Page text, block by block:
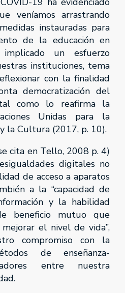
veníamos arrastrando
instauradas para
de la educación en
un esfuerzo
instituciones, tema
con la finalidad
democratización del
como lo reafirma la
Unidas para la
la Cultura (2017, p. 10).
cita en Tello, 2008 p. 4)
digitales no
de acceso a aparatos
a la “capacidad de
y la habilidad
beneficio mutuo que
el nivel de vida”,
compromiso con la
de enseñanza-
entre nuestra